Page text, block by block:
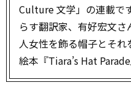
Culture 文学」の連載で
らす翻訳家、有好宏文
人女性を飾る帽子とそ
絵本『Tiara’s Hat Parade